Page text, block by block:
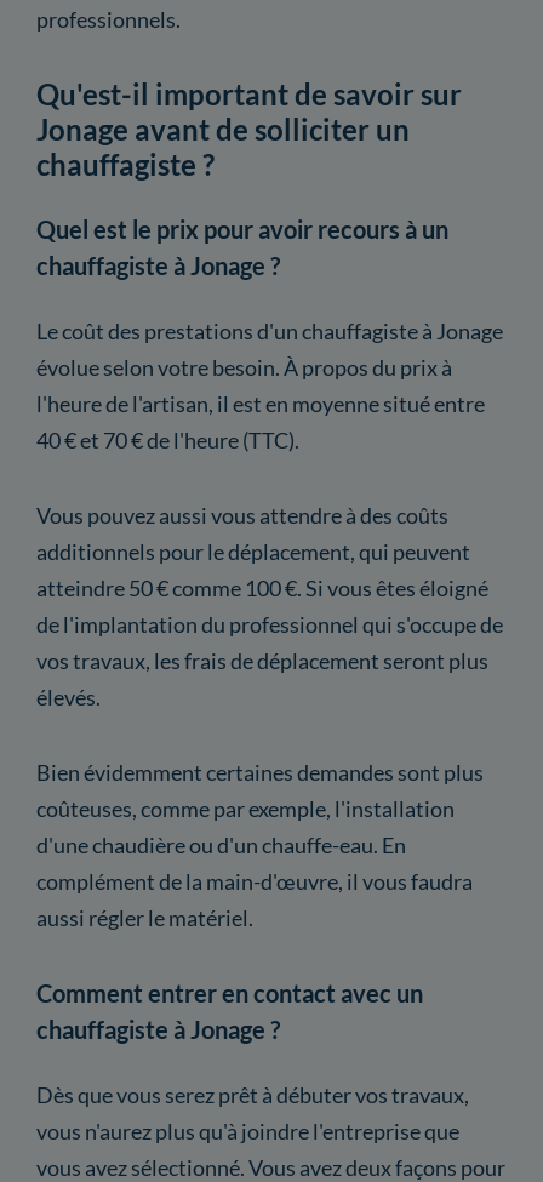
professionnels.
Qu'est-il important de savoir sur
Jonage avant de solliciter un
chauffagiste ?
Quel est le prix pour avoir recours à un
chauffagiste à Jonage ?
Le coût des prestations d'un chauffagiste à Jonage
évolue selon votre besoin. À propos du prix à
l'heure de l'artisan, il est en moyenne situé entre
40 € et 70 € de l'heure (TTC).
Vous pouvez aussi vous attendre à des coûts
additionnels pour le déplacement, qui peuvent
atteindre 50 € comme 100 €. Si vous êtes éloigné
de l'implantation du professionnel qui s'occupe de
vos travaux, les frais de déplacement seront plus
élevés.
Bien évidemment certaines demandes sont plus
coûteuses, comme par exemple, l'installation
d'une chaudière ou d'un chauffe-eau. En
complément de la main-d'œuvre, il vous faudra
aussi régler le matériel.
Comment entrer en contact avec un
chauffagiste à Jonage ?
Dès que vous serez prêt à débuter vos travaux,
vous n'aurez plus qu'à joindre l'entreprise que
vous avez sélectionné. Vous avez deux façons pour